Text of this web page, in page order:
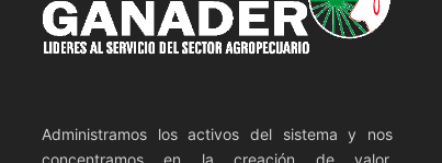
Administramos los activos del sistema y nos